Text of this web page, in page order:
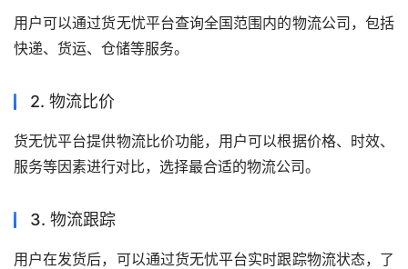
用户可以通过货无忧平台查询全国范围内的物流公司，包括
快递、货运、仓储等服务。
2. 物流比价
货无忧平台提供物流比价功能，用户可以根据价格、时效、
服务等因素进行对比，选择最合适的物流公司。
3. 物流跟踪
用户在发货后，可以通过货无忧平台实时跟踪物流状态，了